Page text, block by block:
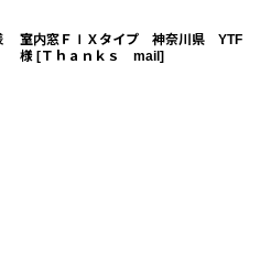
室内窓ＦＩＸタイプ 神奈川県 YTF
様 [Ｔｈａｎｋｓ mail ]